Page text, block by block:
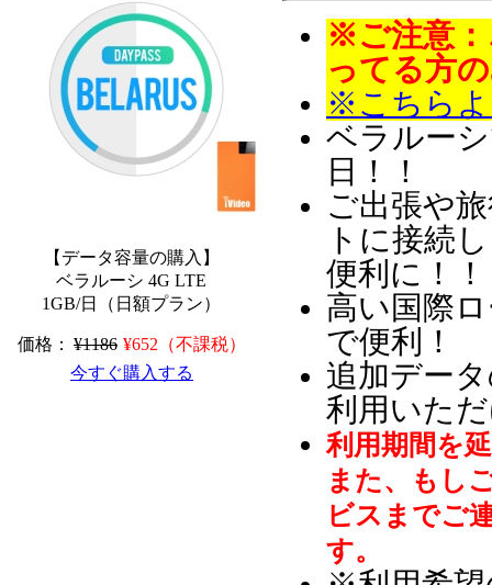
【データ容量の購入】
ベラルーシ 4G LTE
1GB/日（日額プラン）
価格： ¥1186 ¥652（不課税）
今すぐ購入する
※ご注意：
ってる方
※こちらよ
ベラルーシ
日
！！
ご出張や
トに接続
便利に！！
高い国際
で便利！
追加デー
利用いた
利用期間を
また、もし
ビスまでご
す。